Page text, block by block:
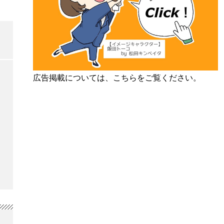
広告掲載については、こちらをご覧ください。